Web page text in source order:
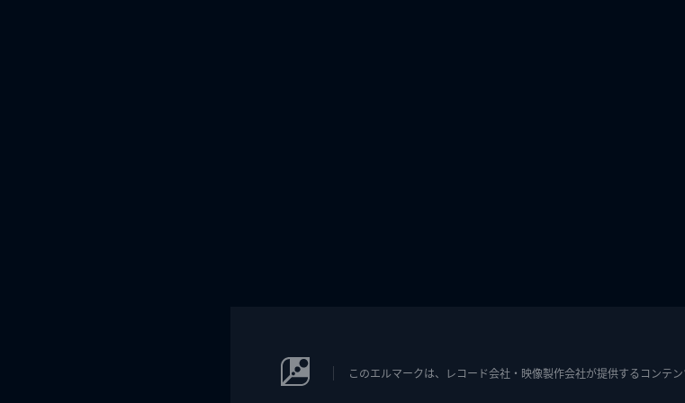
このエルマークは、レコード会社・映像製作会社が提供するコンテ